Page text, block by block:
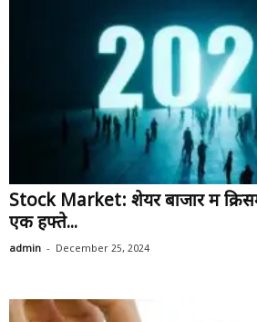
Stock Market: शेयर बाजार में
एक हफ्ते...
admin - December 25, 2024